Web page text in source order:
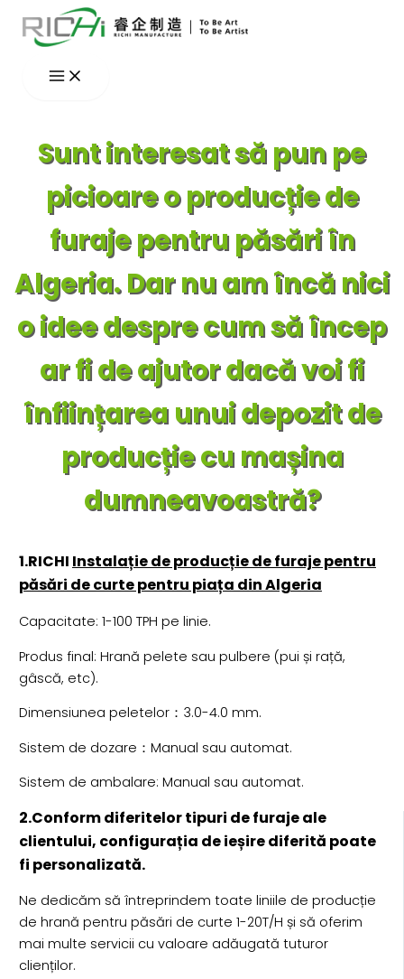
Skip
Sunt interesat să pun pe
picioare o producție de
furaje pentru păsări în
Algeria. Dar nu am încă nici
o idee despre cum să încep
ar fi de ajutor dacă voi fi
înființarea unui depozit de
producție cu mașina
dumneavoastră?
1.RICHI Instalație de producție de furaje pentru
păsări de curte pentru piața din Algeria
Capacitate: 1-100 TPH pe linie.
Produs final: Hrană pelete sau pulbere (pui și rață,
gâscă, etc).
Dimensiunea peletelor：3.0-4.0 mm.
Sistem de dozare：Manual sau automat.
Sistem de ambalare: Manual sau automat.
2.Conform diferitelor tipuri de furaje ale
clientului, configurația de ieșire diferită poate
fi personalizată.
Ne dedicăm să întreprindem toate liniile de producție
de hrană pentru păsări de curte 1-20T/H și să oferim
mai multe servicii cu valoare adăugată tuturor
clienților.